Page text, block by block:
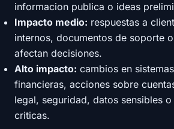
informacion publica o ideas
Impacto medio: respuestas a
internos, documentos de soporte
afectan decisiones.
Alto impacto: cambios en
financieras, acciones sobre
legal, seguridad, datos sensibles
criticas.